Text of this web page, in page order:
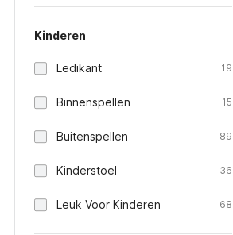
Kinderen
Ledikant 19
Binnenspellen 15
Buitenspellen 89
Kinderstoel 36
Leuk Voor Kinderen 68